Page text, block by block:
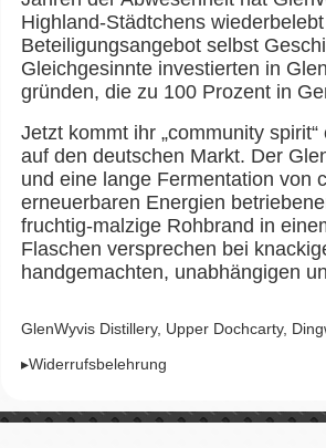
Highland-Städtchens
Beteiligungsangebot selbst
Gleichgesinnte investierten in
gründen, die zu 100 Prozent in
Jetzt kommt ihr „community
auf den deutschen Markt. Der
und eine lange Fermentation von
erneuerbaren Energien
fruchtig-malzige Rohbrand in
Flaschen versprechen bei
handgemachten, unabhängigen
GlenWyvis Distillery, Upper Dochcarty,
▸Widerrufsbelehrung